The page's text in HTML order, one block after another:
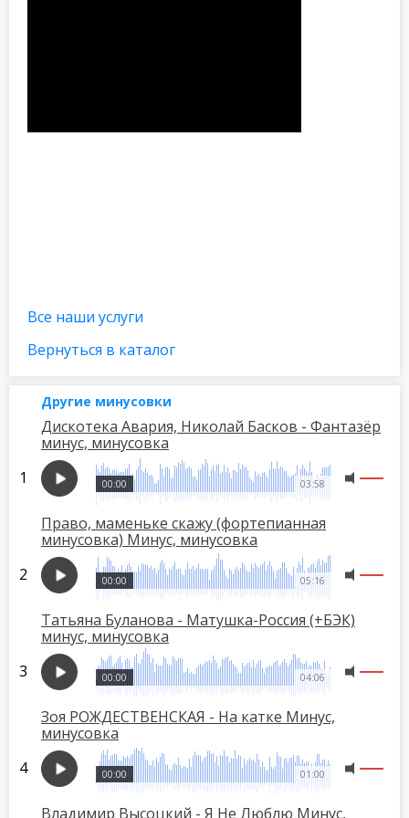
Все наши услуги
Вернуться в каталог
Другие минусовки
Дискотека Авария, Николай Басков - Фантазёр
минус, минусовка
03:58
00:00
Право, маменьке скажу (фортепианная
минусовка) Минус, минусовка
05:16
00:00
Татьяна Буланова - Матушка-Россия (+БЭК)
минус, минусовка
04:06
00:00
Зоя РОЖДЕСТВЕНСКАЯ - На катке Минус,
минусовка
01:00
00:00
Владимир Высоцкий - Я Не Люблю Минус,